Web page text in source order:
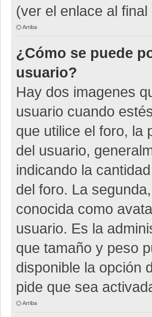
(ver el enlace al
Arriba
¿Cómo se puede
usuario?
Hay dos imagenes
usuario cuando
que utilice el foro, la
del usuario,
indicando la
del foro. La
conocida como
usuario. Es la
que tamaño y peso
disponible la opción
pide que sea
Arriba